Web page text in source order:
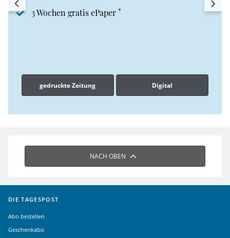
3 Wochen gratis ePaper *
gedruckte Zeitung Digital
NACH OBEN
DIE TAGESPOST
Abo bestellen
Geschenkabo